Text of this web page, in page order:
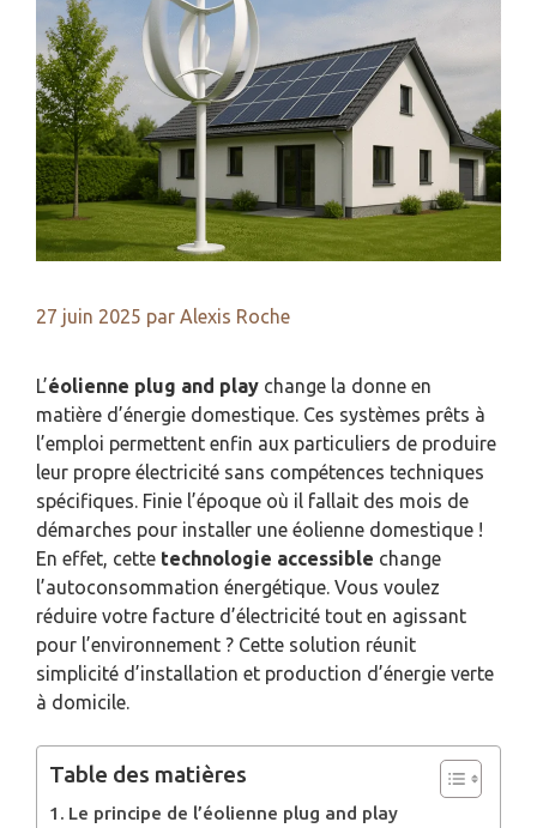
27 juin 2025 par Alexis Roche
L’éolienne plug and play change la donne en
matière d’énergie domestique. Ces systèmes prêts à
l’emploi permettent enfin aux particuliers de produire
leur propre électricité sans compétences techniques
spécifiques. Finie l’époque où il fallait des mois de
démarches pour installer une éolienne domestique !
En effet, cette technologie accessible change
l’autoconsommation énergétique. Vous voulez
réduire votre facture d’électricité tout en agissant
pour l’environnement ? Cette solution réunit
simplicité d’installation et production d’énergie verte
à domicile.
Table des matières
Le principe de l’éolienne plug and play